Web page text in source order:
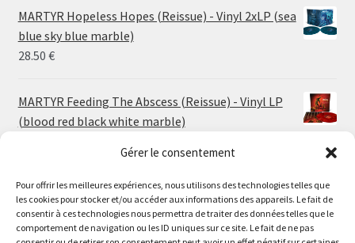
Gérer le consentement
Pour offrir les meilleures expériences, nous utilisons des technologies telles que
les cookies pour stocker et/ou accéder aux informations des appareils. Le fait de
consentir à ces technologies nous permettra de traiter des données telles que le
comportement de navigation ou les ID uniques sur ce site. Le fait de ne pas
Le magasin de Lyon sera fermé du 30 juillet au 17 août
inclus. Les commandes seront expédiées à partir du 18
24.00 €
through
MARTYR Hopeless Hopes (Reissue) - Vinyl 2xLP (sea
blue sky blue marble)
28.50 €
MARTYR Feeding The Abscess (Reissue) - Vinyl LP
(blood red black white marble)
MARTYR Warp Zone (Reissue) - Vinyl LP (swamp
green orange marble)
23.00€